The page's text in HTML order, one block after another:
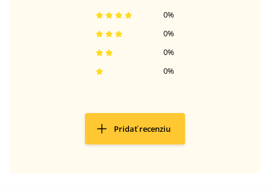
0%
0%
0%
0%
Pridať recenziu